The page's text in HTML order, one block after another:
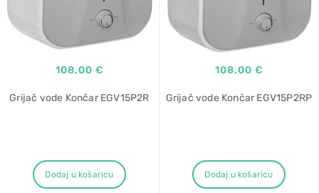
108,00 €
Grijač vode Končar EGV15P2R
Dodaj u košaricu
108,00 €
Grijač vode Končar EGV15P2RP
Dodaj u košaricu